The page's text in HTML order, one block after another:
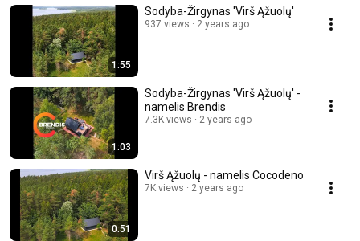
1:55
Sodyba-Žirgynas 'Virš Ąžuolų'
937 views 2 years ago
1:03
Sodyba-Žirgynas 'Virš Ąžuolų' -
namelis Brendis
7.3K views 2 years ago
0:51
Virš Ąžuolų - namelis Cocodeno
7K views 2 years ago